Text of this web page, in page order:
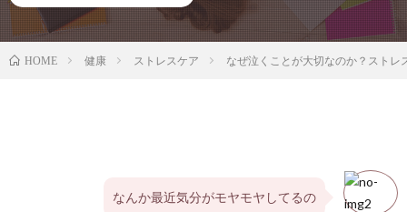
HOME 健康 ストレスケア なぜ泣くことが大切なのか？ストレ
なんか最近気分がモヤモヤしてるの